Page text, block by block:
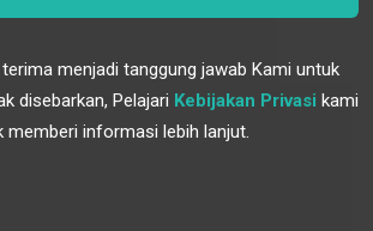
menjadi tanggung jawab Kami untuk
disebarkan, Pelajari Kebijakan Privasi kami
memberi informasi lebih lanjut.